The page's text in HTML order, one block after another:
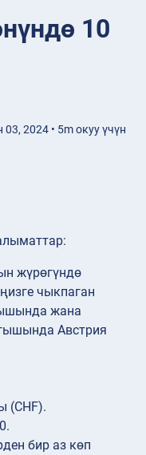
10
2024 • 5m окуу үчүн
жүрөгүндө
чыкпаган
жана
Австрия
(CHF).
бир аз көп